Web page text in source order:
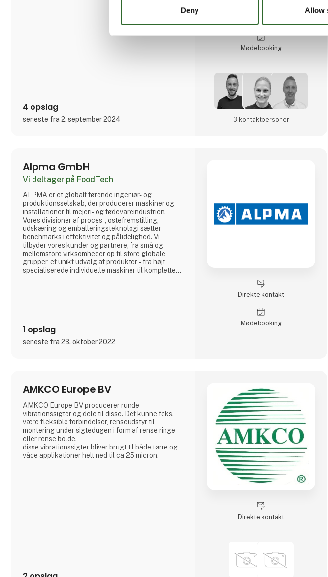
Deny Allow
produktstabilitet ved at kontrollere luftfugtigheden
4 opslag
seneste fra 2. september 2024
Møde­booking
3 kontakt­personer
Alpma GmbH
Vi deltager på FoodTech
ALPMA er et globalt førende ingeniør- og
produktionsselskab, der producerer maskiner og
installationer til mejeri- og fødevareindustrien.
Vores divisioner af proces-, ostefremstilling,
udskæring og emballeringsteknologi sætter
benchmarks i effektivitet og pålidelighed. Vi
tilbyder vores kunder og partnere, fra små og
mellemstore virksomheder op til store globale
grupper, et unikt udvalg af produkter - fra højt
specialiserede individuelle maskiner til komplette
1 opslag
seneste fra 23. oktober 2022
Direkte kontakt
Møde­booking
AMKCO Europe BV
AMKCO Europe BV producerer runde
vibrationssigter og dele til disse. Det kunne feks.
være fleksible forbindelser, renseudstyr til
montering under sigtedugen i form af rense ringe
eller rense bolde.
disse vibrationssigter bliver brugt til både tørre og
våde applikationer helt ned til ca 25 micron.
Direkte kontakt